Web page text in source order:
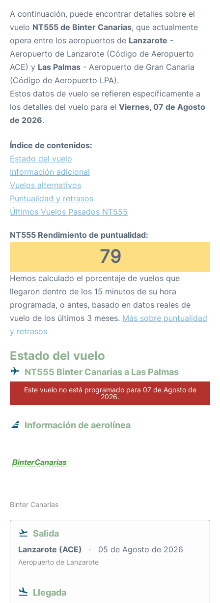
A continuación, puede encontrar detalles sobre el
vuelo NT555 de Binter Canarias, que actualmente
opera entre los aeropuertos de Lanzarote -
Aeropuerto de Lanzarote (Código de Aeropuerto
ACE) y Las Palmas - Aeropuerto de Gran Canaria
(Código de Aeropuerto LPA).
Estos datos de vuelo se refieren específicamente a
los detalles del vuelo para el Viernes, 07 de Agosto
de 2026.
Índice de contenidos:
Estado del vuelo
Información adicional
Vuelos alternativos
Puntualidad y retrasos
Últimos Vuelos Pasados NT555
NT555 Rendimiento de puntualidad:
79
Hemos calculado el porcentaje de vuelos que
llegaron dentro de los 15 minutos de su hora
programada, o antes, basado en datos reales de
vuelo de los últimos 3 meses. Más sobre puntualidad
y retrasos
Estado del vuelo
NT555 Binter Canarias a Las Palmas
Este vuelo no está programado para 07 de Agosto de
2026.
Información de aerolínea
Binter Canarias
Salida
Lanzarote (ACE) 05 de Agosto de 2026
Aeropuerto de Lanzarote
Llegada